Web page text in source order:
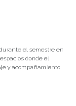
el semestre en
donde el
y acompañamiento.